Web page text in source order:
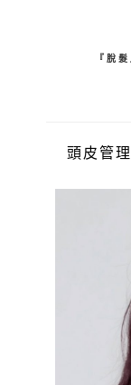
『脫
頭皮管